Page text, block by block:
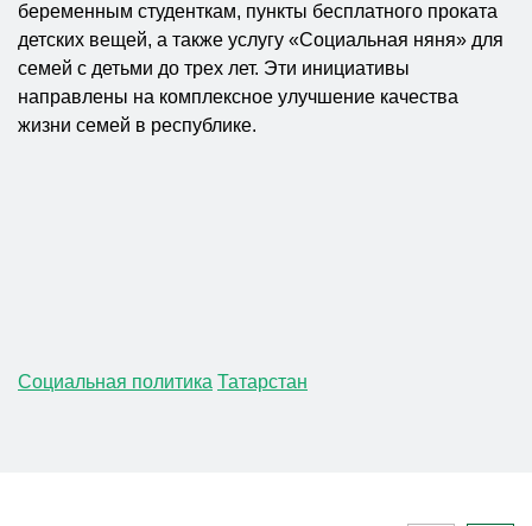
беременным студенткам, пункты бесплатного проката
детских вещей, а также услугу «Социальная няня» для
семей с детьми до трех лет. Эти инициативы
направлены на комплексное улучшение качества
жизни семей в республике.
Социальная политика Татарстан